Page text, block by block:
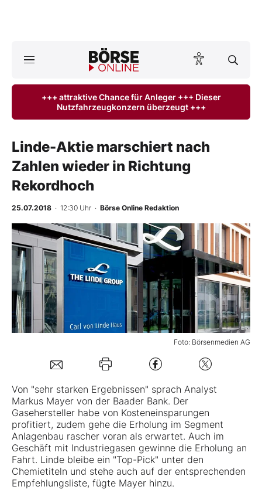
ktuelle Ausgabe BÖRSE ONLINE lesen
Anlageprodukte
Finanz-Check
BO-Musterdepots
Experten
Mein B:O
Mein Konto
Folgen Sie uns
Kontakt
+++ attraktive Chance für Anleger +++ Dieser
Nutzfahrzeugkonzern überzeugt +++
Linde-Aktie marschiert nach
Zahlen wieder in Richtung
Rekordhoch
25.07.2018 · 12:30 Uhr · Börse Online Redaktion
Foto: Börsenmedien AG
Von "sehr starken Ergebnissen" sprach Analyst
Markus Mayer von der Baader Bank. Der
Gasehersteller habe von Kosteneinsparungen
profitiert, zudem gehe die Erholung im Segment
Anlagenbau rascher voran als erwartet. Auch im
Geschäft mit Industriegasen gewinne die Erholung an
Fahrt. Linde bleibe ein "Top-Pick" unter den
Chemietiteln und stehe auch auf der entsprechenden
Empfehlungsliste, fügte Mayer hinzu.